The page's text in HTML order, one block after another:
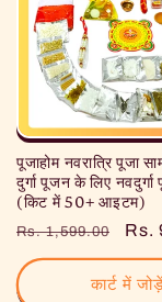
पूजाहोम नवरात्रि पूजा
दुर्गा पूजन के लिए नवदुर्गा
(किट में 50+ आइटम)
नियमित
रूप
से
Rs. 1,599.00 Rs.
कार्ट में